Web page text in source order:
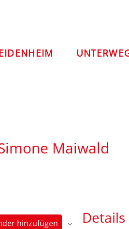
Maiwald
hinzufügen Details